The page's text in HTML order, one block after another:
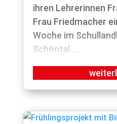
ihren Lehrerinnen
Frau Friedmacher
Woche im
Schöntal....